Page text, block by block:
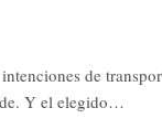
de
Y el elegido…